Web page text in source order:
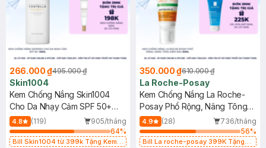
266.000 ₫495.000 ₫
Skin1004
Kem Chống Nắng Skin1004
Cho Da Nhạy Cảm SPF 50+
50ml
4.8 (119)
905/tháng
64%
Bill Skin1004 từ 399k Tặng Kem
350.000 ₫610.000 ₫
La Roche-Posay
Kem Chống Nắng La Roche-
Posay Phổ Rộng, Nâng Tông
Kiềm Dầu 50ml
4.9 (28)
736/tháng
56%
Bill La roche-posay 399K Tặng